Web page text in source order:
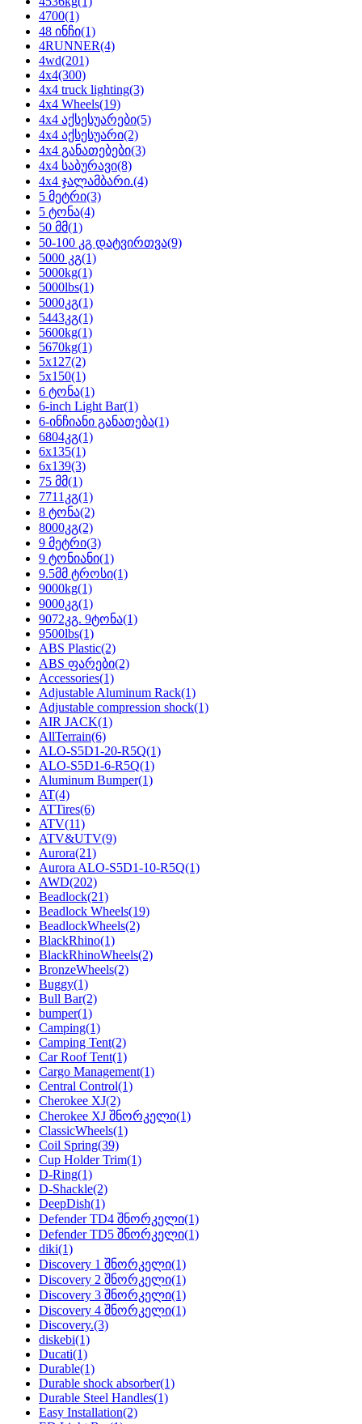
4700(1)
48 ინჩი(1)
4RUNNER(4)
4wd(201)
4x4(300)
4x4 truck lighting(3)
4x4 Wheels(19)
4x4 აქსესუარები(5)
4x4 აქსესუარი(2)
4x4 განათებები(3)
4x4 საბურავი(8)
4x4 ჯალამბარი.(4)
5 მეტრი(3)
5 ტონა(4)
50 მმ(1)
50-100 კგ დატვირთვა(9)
5000 კგ(1)
5000kg(1)
5000lbs(1)
5000კგ(1)
5443კგ(1)
5600kg(1)
5670kg(1)
5x127(2)
5x150(1)
6 ტონა(1)
6-inch Light Bar(1)
6-ინჩიანი განათება(1)
6804კგ(1)
6x135(1)
6x139(3)
75 მმ(1)
7711კგ(1)
8 ტონა(2)
8000კგ(2)
9 მეტრი(3)
9 ტონიანი(1)
9.5მმ ტროსი(1)
9000kg(1)
9000კგ(1)
9072კგ. 9ტონა(1)
9500lbs(1)
ABS Plastic(2)
ABS ფარები(2)
Accessories(1)
Adjustable Aluminum Rack(1)
Adjustable compression shock(1)
AIR JACK(1)
AllTerrain(6)
ALO-S5D1-20-R5Q(1)
ALO-S5D1-6-R5Q(1)
Aluminum Bumper(1)
AT(4)
ATTires(6)
ATV(11)
ATV&UTV(9)
Aurora(21)
Aurora ALO-S5D1-10-R5Q(1)
AWD(202)
Beadlock(21)
Beadlock Wheels(19)
BeadlockWheels(2)
BlackRhino(1)
BlackRhinoWheels(2)
BronzeWheels(2)
Buggy(1)
Bull Bar(2)
bumper(1)
Camping(1)
Camping Tent(2)
Car Roof Tent(1)
Cargo Management(1)
Central Control(1)
Cherokee XJ(2)
Cherokee XJ შნორკელი(1)
ClassicWheels(1)
Coil Spring(39)
Cup Holder Trim(1)
D-Ring(1)
D-Shackle(2)
DeepDish(1)
Defender TD4 შნორკელი(1)
Defender TD5 შნორკელი(1)
diki(1)
Discovery 1 შნორკელი(1)
Discovery 2 შნორკელი(1)
Discovery 3 შნორკელი(1)
Discovery 4 შნორკელი(1)
Discovery.(3)
diskebi(1)
Ducati(1)
Durable(1)
Durable shock absorber(1)
Durable Steel Handles(1)
Easy Installation(2)